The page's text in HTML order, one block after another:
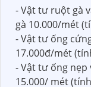
- Vật tư ruột gà
gà 10.000/mét
- Vật tư ống
17.000đ/mét
- Vật tư ống
15.000/ mét